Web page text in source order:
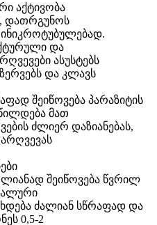
აქტივობა
დათრგუნოს
და
ასუსტებს
და კლავს
შეიწოვება პარაზიტის
მათ
ძლიერ დაზიანებას,
შეიწოვება წვრილ
ხდება ძალიან სწრაფად და
0,5-2